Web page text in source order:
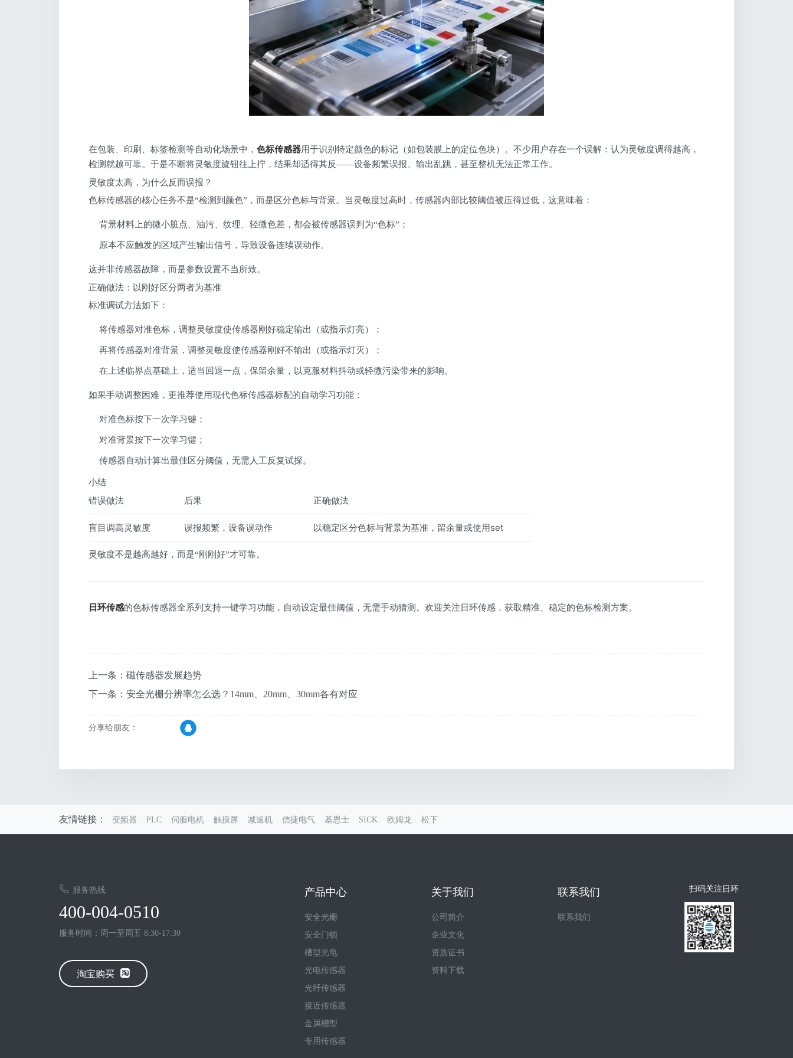
在包装、印刷、标签检测等自动化场景中， 色标传感器用于识别特定颜色的标记（如包装膜上的定位色块）。不少用户存在一个误解：认为灵敏度调得越高，
检测就越可靠。于是不断将灵敏度旋钮往上拧，结果却适得其反——设备频繁误报、输出乱跳，甚至整机无法正常工作。
灵敏度太高，为什么反而误报？
色标传感器的核心任务不是“检测到颜色”，而是区分色标与背景。当灵敏度过高时，传感器内部比较阈值被压得过低，这意味着：
背景材料上的微小脏点、油污、纹理、轻微色差，都会被传感器误判为“色标”；
原本不应触发的区域产生输出信号，导致设备连续误动作。
这并非传感器故障，而是参数设置不当所致。
正确做法：以刚好区分两者为基准
标准调试方法如下：
将传感器对准色标，调整灵敏度使传感器刚好稳定输出（或指示灯亮）；
再将传感器对准背景，调整灵敏度使传感器刚好不输出（或指示灯灭）；
在上述临界点基础上，适当回退一点，保留余量，以克服材料抖动或轻微污染带来的影响。
如果手动调整困难，更推荐使用现代色标传感器标配的自动学习功能：
对准色标按下一次学习键；
对准背景按下一次学习键；
传感器自动计算出最佳区分阈值，无需人工反复试探。
小结
错误做法 后果 正确做法
盲目调高灵敏度 误报频繁，设备误动作 以稳定区分色标与背景为基准，留余量或使用set
灵敏度不是越高越好，而是“刚刚好”才可靠。
日环传感的色标传感器全系列支持一键学习功能，自动设定最佳阈值，无需手动猜测。欢迎关注日环传感，获取精准、稳定的色标检测方案。
上一条：磁传感器发展趋势
下一条：安全光栅分辨率怎么选？14mm、20mm、30mm各有对应
分享给朋友：
友情链接： 变频器 PLC 伺服电机 触摸屏 减速机 信捷电气 基恩士 SICK 欧姆龙 松下
服务热线
400-004-0510
服务时间：周一至周五 8:30-17:30
淘宝购买
产品中心
安全光栅
安全门锁
槽型光电
光电传感器
光纤传感器
接近传感器
金属槽型
专用传感器
关于我们
公司简介
企业文化
资质证书
资料下载
联系我们
联系我们
扫码关注日环